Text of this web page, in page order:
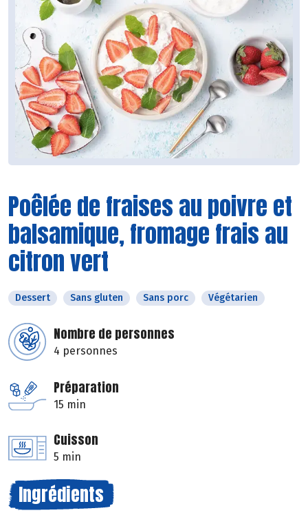
Poêlée de fraises au poivre et
balsamique, fromage frais au
citron vert
Dessert Sans gluten Sans porc Végétarien
Nombre de personnes
4 personnes
Préparation
15 min
Cuisson
5 min
Ingrédients